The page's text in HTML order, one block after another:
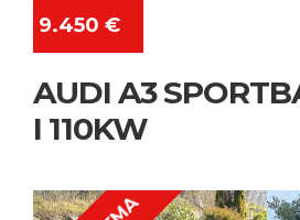
9.450 €
AUDI A3
I 110KW